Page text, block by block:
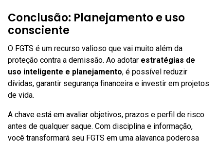
Conclusão: Planejamento e uso
consciente
O FGTS é um recurso valioso que vai muito além da
proteção contra a demissão. Ao adotar estratégias de
uso inteligente e planejamento, é possível reduzir
dívidas, garantir segurança financeira e investir em projetos
de vida.
A chave está em avaliar objetivos, prazos e perfil de risco
antes de qualquer saque. Com disciplina e informação,
você transformará seu FGTS em uma alavanca poderosa